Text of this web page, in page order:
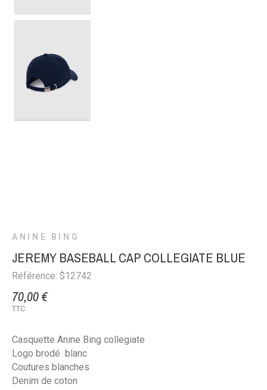
ANINE BING
JEREMY BASEBALL CAP COLLEGIATE BLUE
Référence: $12742
70,00 €
TTC
Casquette Anine Bing collegiate
Logo brodé blanc
Coutures blanches
Denim de coton